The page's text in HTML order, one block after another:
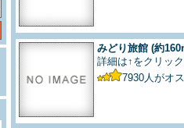
みどり旅館 (約
詳細は↑をクリック
7930 人がオ